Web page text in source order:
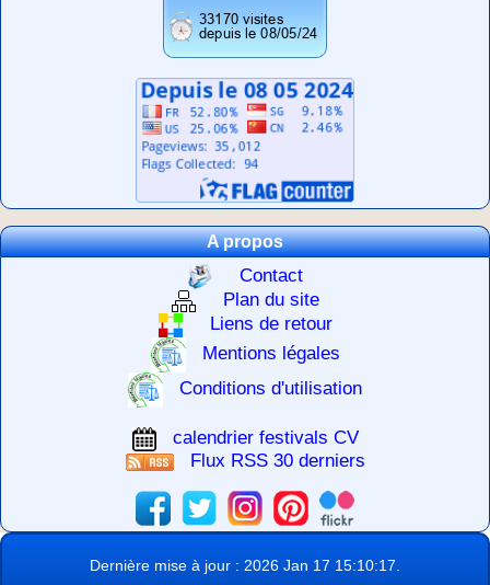
A propos
Contact
Plan du site
Liens de retour
Mentions légales
Conditions d'utilisation
calendrier festivals CV
Flux RSS 30 derniers
Dernière mise à jour : 2026 Jan 17 15:10:17.